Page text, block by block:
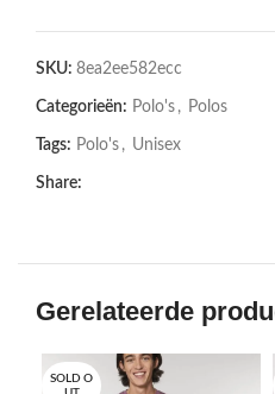
SKU: 8ea2ee582ecc
Categorieën: Polo's , Polos
Tags: Polo's , Unisex
Share:
Gerelateerde
SOLD O